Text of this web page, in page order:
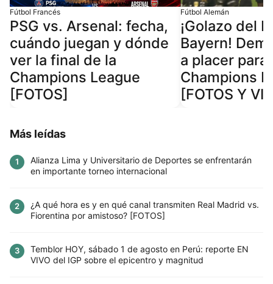
Fútbol Francés
PSG vs. Arsenal: fecha,
cuándo juegan y dónde
ver la final de la
Champions League
[FOTOS]
Fútbol Alemán
¡Golazo del
Bayern!
a placer
Champions
[FOTOS Y
Más leídas
1
Alianza Lima y Universitario de Deportes se enfrentarán
en importante torneo internacional
2
¿A qué hora es y en qué canal transmiten Real Madrid vs.
Fiorentina por amistoso? [FOTOS]
3
Temblor HOY, sábado 1 de agosto en Perú: reporte EN
VIVO del IGP sobre el epicentro y magnitud